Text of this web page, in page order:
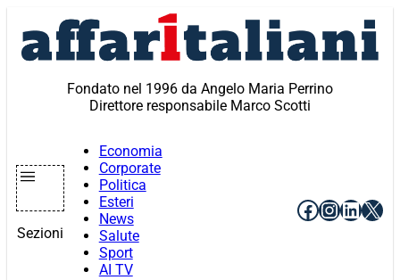
contenuto
Fondato nel 1996 da Angelo Maria Perrino
Direttore responsabile Marco Scotti
Sezioni
Economia
Corporate
Politica
Esteri
News
Salute
Sport
AI TV
Facebook
X